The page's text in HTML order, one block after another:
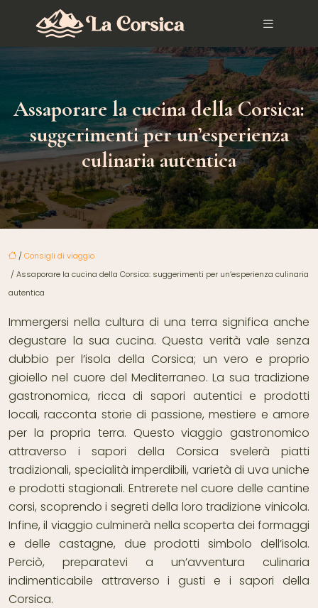
Assaporare la cucina della Corsica:
suggerimenti per un’esperienza
culinaria autentica
/Consigli di viaggio
/ Assaporare la cucina della Corsica: suggerimenti per un’esperienza culinaria
autentica
Immergersi nella cultura di una terra significa anche
degustare la sua cucina. Questa verità vale senza
dubbio per l’isola della Corsica; un vero e proprio
gioiello nel cuore del Mediterraneo. La sua tradizione
gastronomica, ricca di sapori autentici e prodotti
locali, racconta storie di passione, mestiere e amore
per la propria terra. Questo viaggio gastronomico
attraverso i sapori della Corsica svelerà piatti
tradizionali, specialità imperdibili, varietà di uva uniche
e prodotti stagionali. Entrerete nel cuore delle cantine
corsi, scoprendo i segreti della loro tradizione vinicola.
Infine, il viaggio culminerà nella scoperta dei formaggi
e delle castagne, due prodotti simbolo dell’isola.
Perciò, preparatevi a un’avventura culinaria
indimenticabile attraverso i gusti e i sapori della
Corsica.